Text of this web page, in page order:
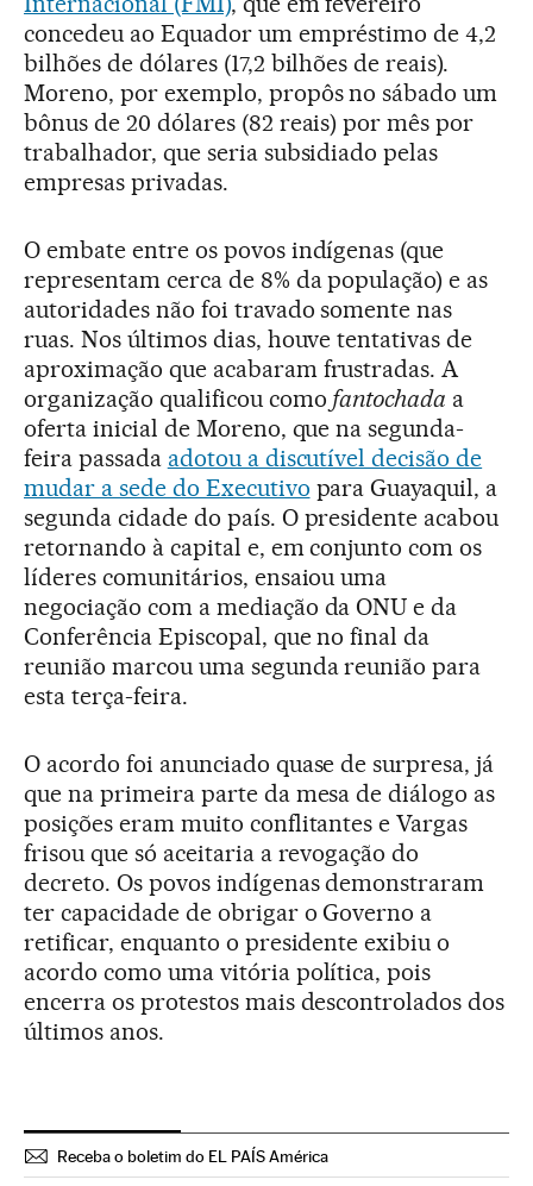
concedeu ao Equador um empréstimo de 4,2
bilhões de dólares (17,2 bilhões de reais).
Moreno, por exemplo, propôs no sábado um
bônus de 20 dólares (82 reais) por mês por
trabalhador, que seria subsidiado pelas
empresas privadas.
O embate entre os povos indígenas (que
representam cerca de 8% da população) e as
autoridades não foi travado somente nas
ruas. Nos últimos dias, houve tentativas de
aproximação que acabaram frustradas. A
organização qualificou como fantochada a
oferta inicial de Moreno, que na segunda-
feira passada adotou a discutível decisão de
mudar a sede do Executivo para Guayaquil, a
segunda cidade do país. O presidente acabou
retornando à capital e, em conjunto com os
líderes comunitários, ensaiou uma
negociação com a mediação da ONU e da
Conferência Episcopal, que no final da
reunião marcou uma segunda reunião para
esta terça-feira.
O acordo foi anunciado quase de surpresa, já
que na primeira parte da mesa de diálogo as
posições eram muito conflitantes e Vargas
frisou que só aceitaria a revogação do
decreto. Os povos indígenas demonstraram
ter capacidade de obrigar o Governo a
retificar, enquanto o presidente exibiu o
acordo como uma vitória política, pois
encerra os protestos mais descontrolados dos
últimos anos.
Receba o boletim do EL PAÍS América